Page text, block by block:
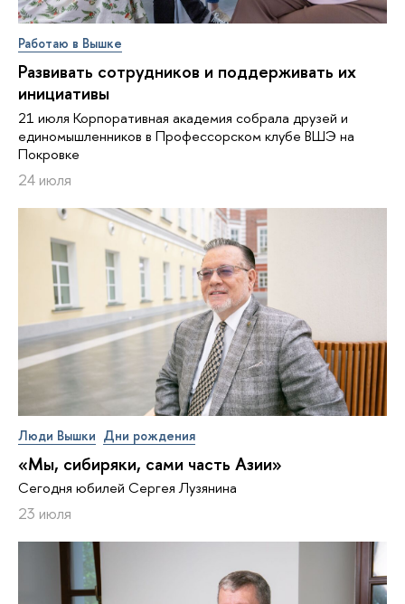
Работаю в Вышке
Развивать сотрудников и поддерживать их
инициативы
21 июля Корпоративная академия собрала друзей и
единомышленников в Профессорском клубе ВШЭ на
Покровке
24 июля
Люди Вышки Дни рождения
«Мы, сибиряки, сами часть Азии»
Сегодня юбилей Сергея Лузянина
23 июля